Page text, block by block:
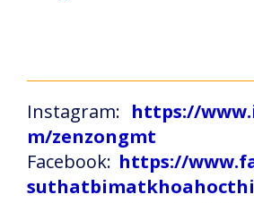
Instagram: https://
m/zenzongmt
Facebook: https://